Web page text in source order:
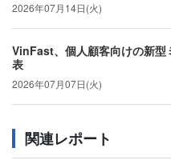
2026年07月14日(火)
VinFast、個人顧客向けの新型
表
2026年07月07日(火)
関連レポート